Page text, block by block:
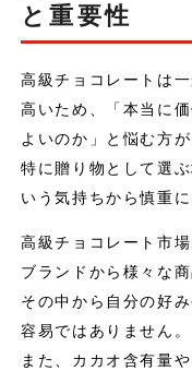
と重要性
高級チョコレートは
高いため、「本当に
よいのか」と悩む方
特に贈り物として選
いう気持ちから慎重に
高級チョコレート市
ブランドから様々な
その中から自分の好
容易ではありません。
また、カカオ含有量